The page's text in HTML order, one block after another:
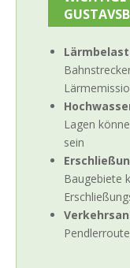
Lagen
sein
Baugebiete